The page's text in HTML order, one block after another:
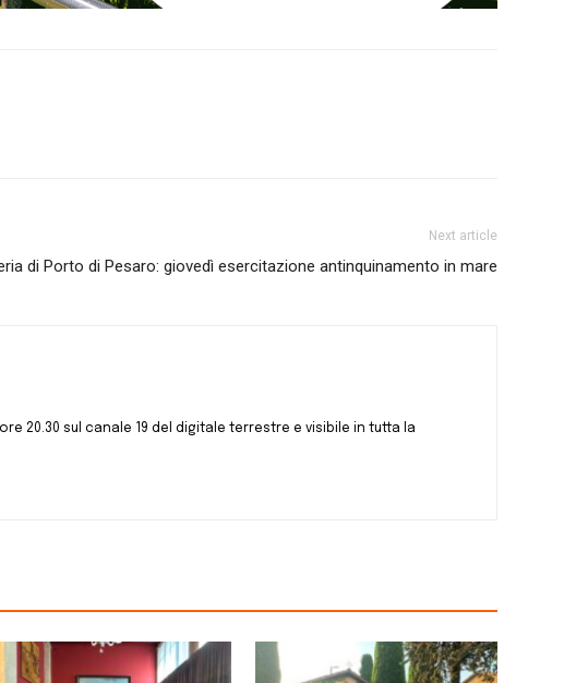
Next article
di Porto di Pesaro: giovedì esercitazione antinquinamento in mare
20.30 sul canale 19 del digitale terrestre e visibile in tutta la